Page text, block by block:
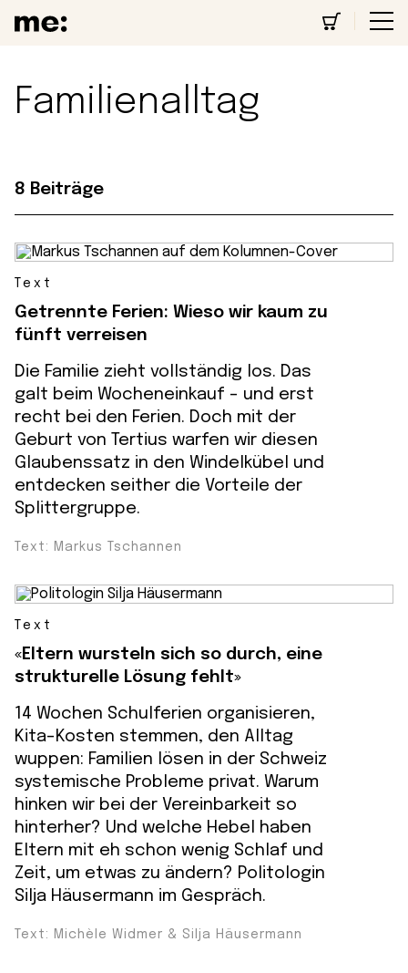
Familienalltag
8 Beiträge
Text
Getrennte Ferien: Wieso wir kaum zu
fünft verreisen
Die Familie zieht vollständig los. Das
galt beim Wocheneinkauf - und erst
recht bei den Ferien. Doch mit der
Geburt von Tertius warfen wir diesen
Glaubenssatz in den Windelkübel und
entdecken seither die Vorteile der
Splittergruppe.
Text: Markus Tschannen
Text
«Eltern wursteln sich so durch, eine
strukturelle Lösung fehlt»
14 Wochen Schulferien organisieren,
Kita-Kosten stemmen, den Alltag
wuppen: Familien lösen in der Schweiz
systemische Probleme privat. Warum
hinken wir bei der Vereinbarkeit so
hinterher? Und welche Hebel haben
Eltern mit eh schon wenig Schlaf und
Zeit, um etwas zu ändern? Politologin
Silja Häusermann im Gespräch.
Text: Michèle Widmer & Silja Häusermann